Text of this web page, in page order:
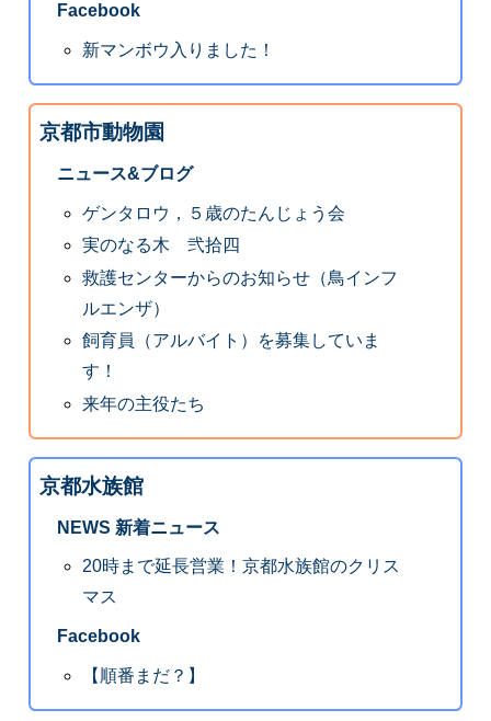
Facebook
新マンボウ入りました！
京都市動物園
ニュース&ブログ
ゲンタロウ，５歳のたんじょう会
実のなる木 弐拾四
救護センターからのお知らせ（鳥インフ
ルエンザ）
飼育員（アルバイト）を募集していま
す！
来年の主役たち
京都水族館
NEWS 新着ニュース
20時まで延長営業！京都水族館のクリス
マス
Facebook
【順番まだ？】